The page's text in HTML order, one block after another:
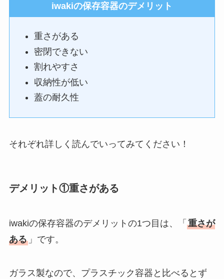
iwakiの保存容器のデメリット
重さがある
密閉できない
割れやすさ
収納性が低い
蓋の耐久性
それぞれ詳しく読んでいってみてください！
デメリット①重さがある
iwakiの保存容器のデメリットの1つ目は、「 重さが
ある」です。
ガラス製なので、プラスチック容器と比べるとず